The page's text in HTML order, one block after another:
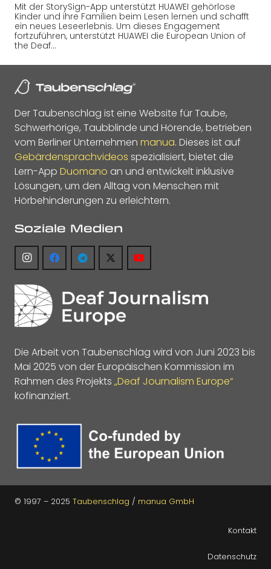
Mit der StorySign-App unterstützt HUAWEI gehörlose
Kinder und ihre Familien beim Lesen lernen und schafft
ein neues Leseerlebnis. Um dieses Engagement
fortzuführen, unterstützt HUAWEI die European Union of
the Deaf…
Der Taubenschlag ist eine Website für Taube,
Schwerhörige, Taubblinde und Hörende, betrieben
vom Berliner Unternehmen manua. Dieses ist auf
Gebärdensprachvideos spezialisiert, bietet die
Lern-App Duomano an und entwickelt inklusive
Lösungen, um den Alltag von Menschen mit
Hörbehinderungen zu erleichtern.
Soziale Medien
Die Arbeit von Taubenschlag wird von Juni 2023 bis
Mai 2025 von der Europäischen Kommission im
Rahmen des Projekts „Deaf Journalism Europe“
kofinanziert.
© 1997 – 2025 Taubenschlag / manua GmbH
Kontakt
Datenschutz